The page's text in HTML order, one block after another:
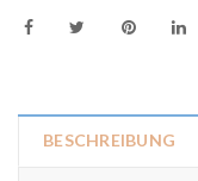
BESCHREIBUNG